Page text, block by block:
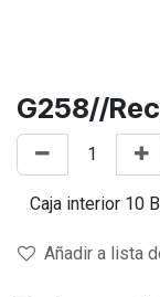
G258//
Añadir a lista